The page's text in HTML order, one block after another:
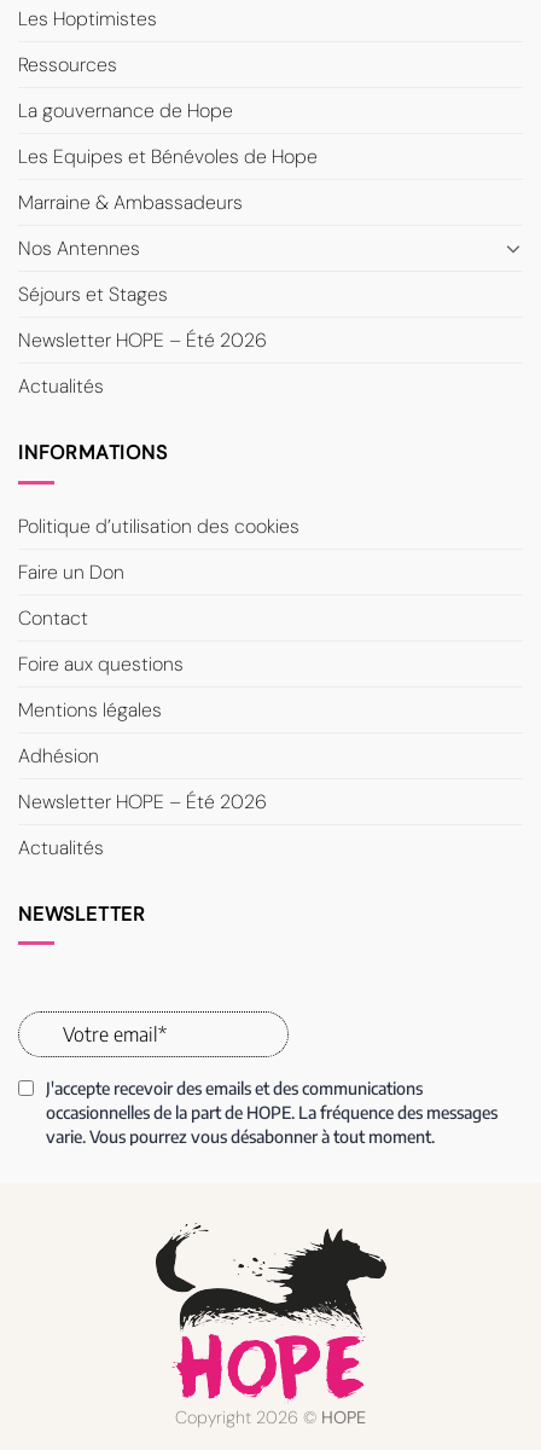
Les Hoptimistes
Ressources
La gouvernance de Hope
Les Equipes et Bénévoles de Hope
Marraine & Ambassadeurs
Nos Antennes
Séjours et Stages
Newsletter HOPE – Été 2026
Actualités
INFORMATIONS
Politique d’utilisation des cookies
Faire un Don
Contact
Foire aux questions
Mentions légales
Adhésion
Newsletter HOPE – Été 2026
Actualités
NEWSLETTER
Copyright 2026 © HOPE